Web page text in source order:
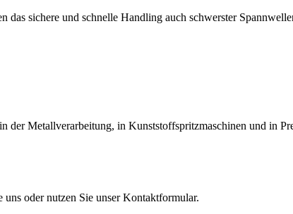
sichere und schnelle Handling auch schwerster
der Metallverarbeitung, in Kunststoffspritzmaschinen und in
oder nutzen Sie unser Kontaktformular.